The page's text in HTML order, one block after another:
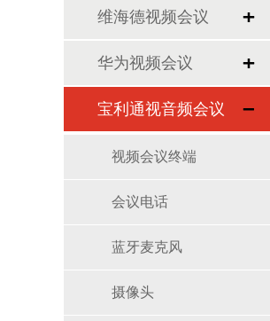
维海德视频会议
华为视频会议
宝利通视音频会议
视频会议终端
会议电话
蓝牙麦克风
摄像头